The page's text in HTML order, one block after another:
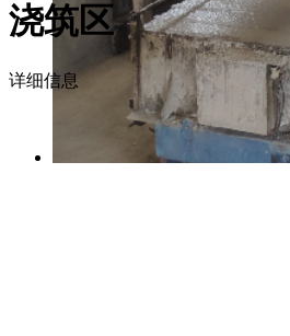
浇筑区
详细信息